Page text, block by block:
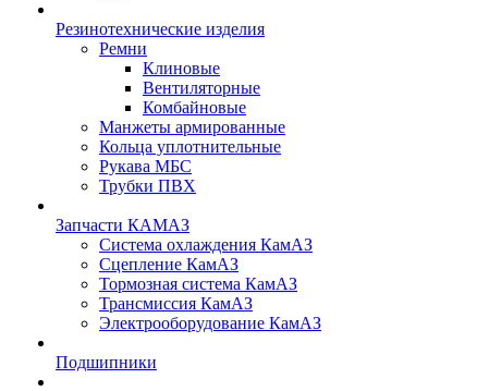
Резинотехнические изделия
Ремни
Клиновые
Вентиляторные
Комбайновые
Манжеты армированные
Кольца уплотнительные
Рукава МБС
Трубки ПВХ
Запчасти КАМАЗ
Система охлаждения КамАЗ
Сцепление КамАЗ
Тормозная система КамАЗ
Трансмиссия КамАЗ
Электрооборудование КамАЗ
Подшипники